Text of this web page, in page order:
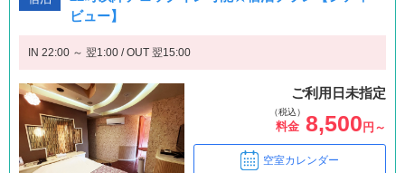
ビュー】
IN 22:00 ～ 翌1:00 / OUT 翌15:00
ご利用日未指定
（税込）
料金 8,500 円～
空室カレンダー